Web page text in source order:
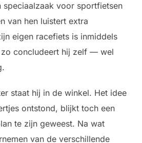
speciaalzaak voor sportfietsen
van hen luistert extra
eigen racefiets is inmiddels
concludeert hij zelf — wel
staat hij in de winkel. Het idee
ontstond, blijkt toch een
te zijn geweest. Na wat
van de verschillende